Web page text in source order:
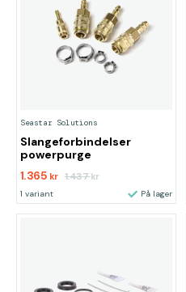
Seastar Solutions
Slangeforbindelser
powerpurge
1.365 kr 1.437kr
1 variant På lager